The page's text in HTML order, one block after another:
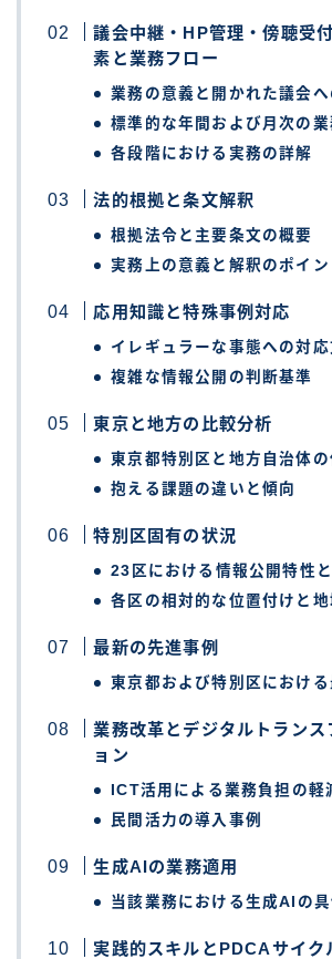
議会中継・HP管理・傍聴受
素と業務フロー
業務の意義と開かれた議会
標準的な年間および月次の業
各段階における実務の詳解
法的根拠と条文解釈
根拠法令と主要条文の概要
実務上の意義と解釈のポイン
応用知識と特殊事例対応
イレギュラーな事態への対応
複雑な情報公開の判断基準
東京と地方の比較分析
東京都特別区と地方自治体
抱える課題の違いと傾向
特別区固有の状況
23区における情報公開特性
各区の相対的な位置付けと地
最新の先進事例
東京都および特別区における
業務改革とデジタルトランス
ョン
ICT活用による業務負担の軽
民間活力の導入事例
生成AIの業務適用
当該業務における生成AIの
実践的スキルとPDCAサイク